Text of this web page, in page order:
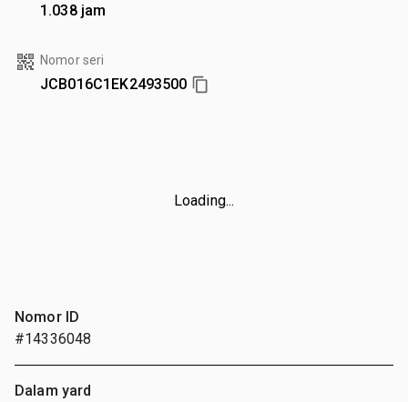
1.038 jam
Nomor seri
JCB016C1EK2493500
Loading...
Nomor ID
#14336048
Dalam yard